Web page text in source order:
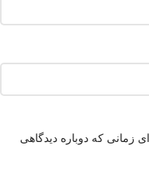
زمانی که دوباره دیدگاهی